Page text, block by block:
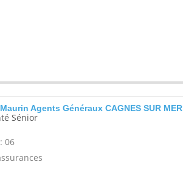
Agents Généraux CAGNES SUR MER
Sénior
06